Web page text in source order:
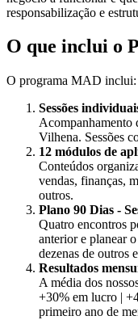
responsabilização e
O que inclui o
O programa MAD inclui:
Sessões
Acompanhamento
Vilhena. Sessões
12 módulos de
Conteúdos
vendas, finanças,
outros.
Plano 90 Dias -
Quatro encontros
anterior e planear
dezenas de outros
Resultados
A média dos
+30% em lucro |
primeiro ano de